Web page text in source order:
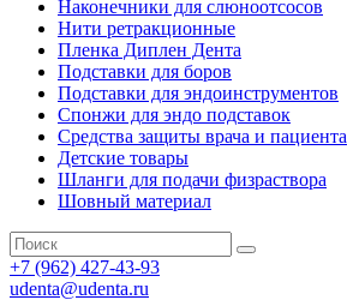
Наконечники для слюноотсосов
Нити ретракционные
Пленка Диплен Дента
Подставки для боров
Подставки для эндоинструментов
Спонжи для эндо подставок
Средства защиты врача и пациента
Детские товары
Шланги для подачи физраствора
Шовный материал
+7 (962) 427-43-93
udenta@udenta.ru